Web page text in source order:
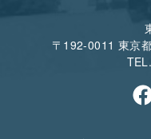
〒192-0011 東京